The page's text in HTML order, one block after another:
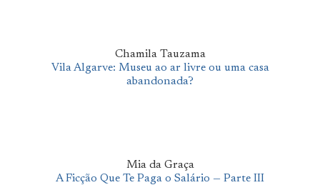
Chamila Tauzama
Vila Algarve: Museu ao ar livre ou uma casa
abandonada?
Mia da Graça
A Ficção Que Te Paga o Salário — Parte III